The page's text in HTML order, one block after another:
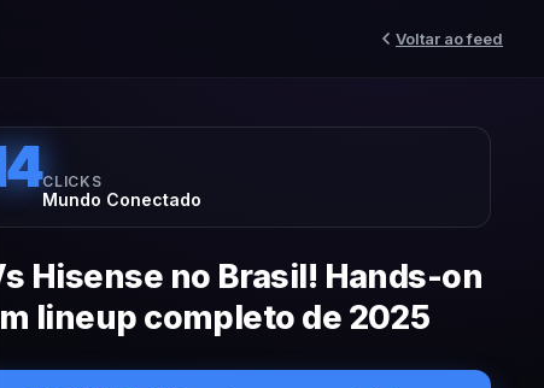
Voltar ao feed
CLICKS
Mundo Conectado
Hisense no Brasil! Hands-on
lineup completo de 2025